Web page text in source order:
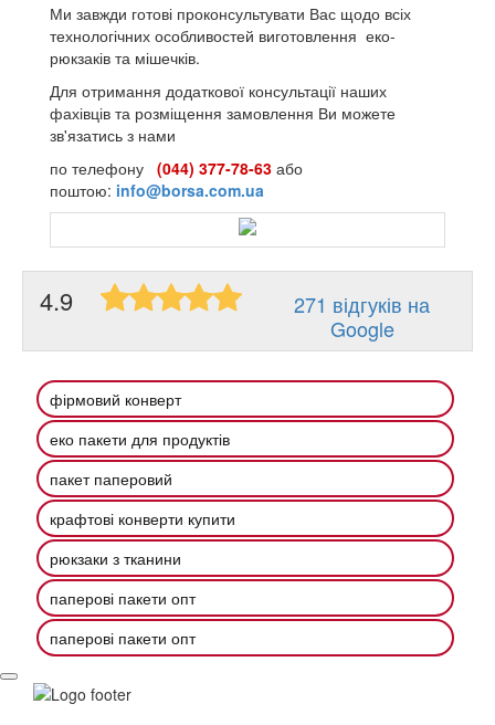
Ми завжди готові проконсультувати Вас щодо всіх
технологічних особливостей виготовлення еко-
рюкзаків та мішечків.
Для отримання додаткової консультації наших
фахівців та розміщення замовлення Ви можете
зв'язатись з нами
по телефону (044) 377-78-63 або
поштою: info@borsa.com.ua
4.9
271 відгуків на
Google
фірмовий конверт
еко пакети для продуктів
пакет паперовий
крафтові конверти купити
рюкзаки з тканини
паперові пакети опт
паперові пакети опт